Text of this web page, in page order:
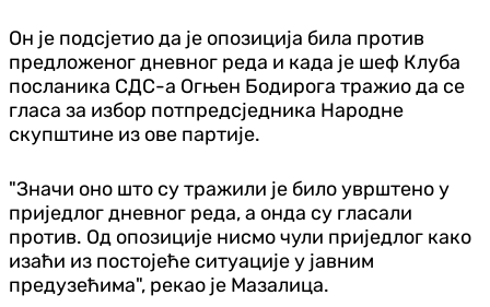
Он је подсјетио да је опозиција била против
предложеног дневног реда и када је шеф Клуба
посланика СДС-а Огњен Бодирога тражио да се
гласа за избор потпредсједника Народне
скупштине из ове партије.
"Значи оно што су тражили је било уврштено у
приједлог дневног реда, а онда су гласали
против. Од опозиције нисмо чули приједлог како
изаћи из постојеће ситуације у јавним
предузећима", рекао је Мазалица.